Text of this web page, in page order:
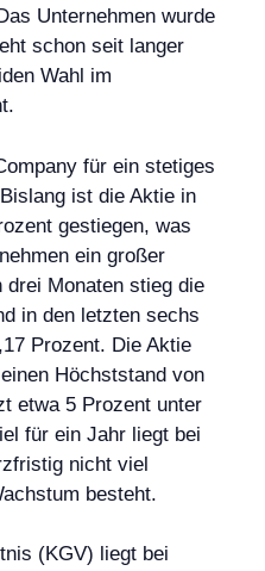
Unternehmen wurde
schon seit langer
Wahl im
für ein stetiges
ist die Aktie in
gestiegen, was
ein großer
Monaten stieg die
in den letzten sechs
Prozent. Die Aktie
Höchststand von
etwa 5 Prozent unter
für ein Jahr liegt bei
nicht viel
besteht.
(KGV) liegt bei